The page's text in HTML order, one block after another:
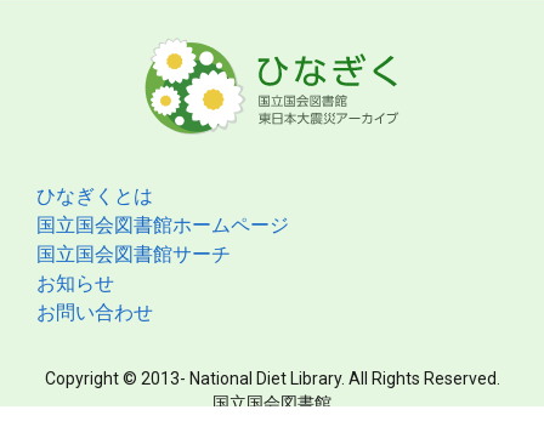
ひなぎくとは
国立国会図書館ホームページ
国立国会図書館サーチ
お知らせ
お問い合わせ
Copyright © 2013- National Diet Library. All Rights Reserved.